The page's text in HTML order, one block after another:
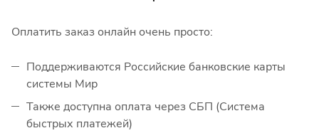
Оплатить заказ онлайн очень просто:
Поддерживаются Российские банковские карты
системы Мир
Также доступна оплата через СБП (Система
быстрых платежей)